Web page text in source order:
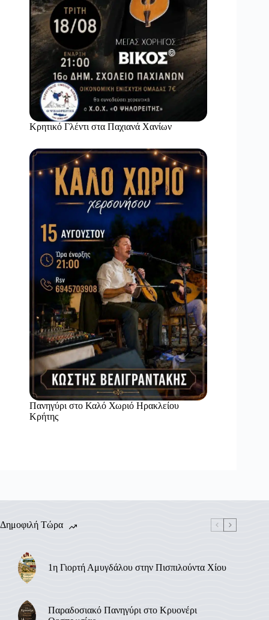
Κρητικό Γλέντι στα Παχιανά Χανίων
Πανηγύρι στο Καλό Χωριό Ηρακλείου
Κρήτης
Δημοφιλή Τώρα
1η Γιορτή Αμυγδάλου στην Πισπιλούντα Χίου
Παραδοσιακό Πανηγύρι στο Κρυονέρι